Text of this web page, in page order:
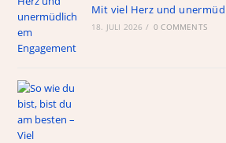
Mit viel Herz und
18. JULI 2026 / 0 COMMENTS